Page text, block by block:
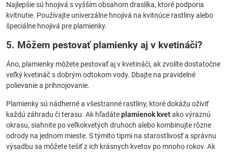
Najlepšie sú hnojivá s vyšším obsahom draslíka, ktoré podporia
kvitnutie. Používajte univerzálne hnojivá na kvitnúce rastliny alebo
špeciálne hnojivá pre plamienky.
5. Môžem pestovať plamienky aj v kvetináči?
Áno, plamienky môžete pestovať aj v kvetináči, ak zvolíte dostatočne
veľký kvetináč s dobrým odtokom vody. Dbajte na pravidelné
polievanie a prihnojovanie.
Plamienky sú nádherné a všestranné rastliny, ktoré dokážu oživiť
každú záhradu či terasu. Ak hľadáteplamienok kvetako výraznú
okrasu, siahnite po veľkokvetých druhoch alebo kombinujte rôzne
odrody na jednom mieste. S týmito tipmi na starostlivosť a správnu
výsadbu sa môžete tešiť z ich krásnych kvetov po mnoho rokov. Ak